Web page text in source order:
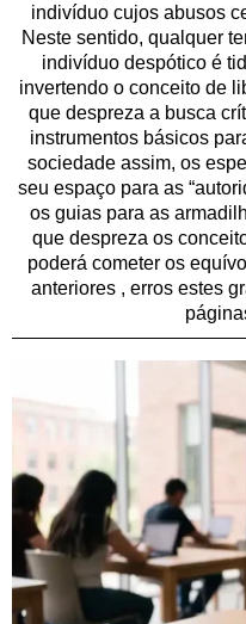
indivíduo cujos abusos
Neste sentido, qualquer
indivíduo despótico é
invertendo o conceito de
que despreza a busca
instrumentos básicos
sociedade assim, os
seu espaço para as
os guias para as
que despreza os
poderá cometer os
anteriores , erros estes